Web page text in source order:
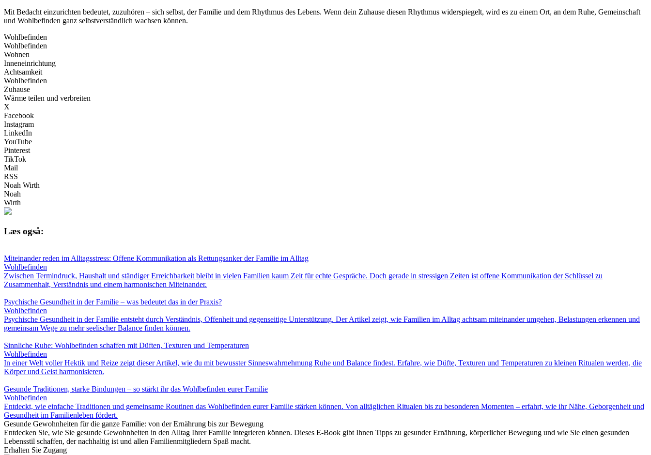
Mit Bedacht einzurichten bedeutet, zuzuhören – sich selbst, der Familie und dem Rhythmus des Lebens. Wenn dein Zuhause diesen Rhythmus widerspiegelt, wird es zu einem Ort, an dem Ruhe, Gemeinschaft
und Wohlbefinden ganz selbstverständlich wachsen können.
Wohlbefinden
Wohlbefinden
Wohnen
Inneneinrichtung
Achtsamkeit
Wohlbefinden
Zuhause
Wärme teilen und verbreiten
X
Facebook
Instagram
LinkedIn
YouTube
Pinterest
TikTok
Mail
RSS
Noah Wirth
Noah
Wirth
Læs også:
Miteinander reden im Alltagsstress: Offene Kommunikation als Rettungsanker der Familie im Alltag
Wohlbefinden
Zwischen Termindruck, Haushalt und ständiger Erreichbarkeit bleibt in vielen Familien kaum Zeit für echte Gespräche. Doch gerade in stressigen Zeiten ist offene Kommunikation der Schlüssel zu
Zusammenhalt, Verständnis und einem harmonischen Miteinander.
Psychische Gesundheit in der Familie – was bedeutet das in der Praxis?
Wohlbefinden
Psychische Gesundheit in der Familie entsteht durch Verständnis, Offenheit und gegenseitige Unterstützung. Der Artikel zeigt, wie Familien im Alltag achtsam miteinander umgehen, Belastungen erkennen und
gemeinsam Wege zu mehr seelischer Balance finden können.
Sinnliche Ruhe: Wohlbefinden schaffen mit Düften, Texturen und Temperaturen
Wohlbefinden
In einer Welt voller Hektik und Reize zeigt dieser Artikel, wie du mit bewusster Sinneswahrnehmung Ruhe und Balance findest. Erfahre, wie Düfte, Texturen und Temperaturen zu kleinen Ritualen werden, die
Körper und Geist harmonisieren.
Gesunde Traditionen, starke Bindungen – so stärkt ihr das Wohlbefinden eurer Familie
Wohlbefinden
Entdeckt, wie einfache Traditionen und gemeinsame Routinen das Wohlbefinden eurer Familie stärken können. Von alltäglichen Ritualen bis zu besonderen Momenten – erfahrt, wie ihr Nähe, Geborgenheit und
Gesundheit im Familienleben fördert.
Gesunde Gewohnheiten für die ganze Familie: von der Ernährung bis zur Bewegung
Entdecken Sie, wie Sie gesunde Gewohnheiten in den Alltag Ihrer Familie integrieren können. Dieses E-Book gibt Ihnen Tipps zu gesunder Ernährung, körperlicher Bewegung und wie Sie einen gesunden
Lebensstil schaffen, der nachhaltig ist und allen Familienmitgliedern Spaß macht.
Erhalten Sie Zugang